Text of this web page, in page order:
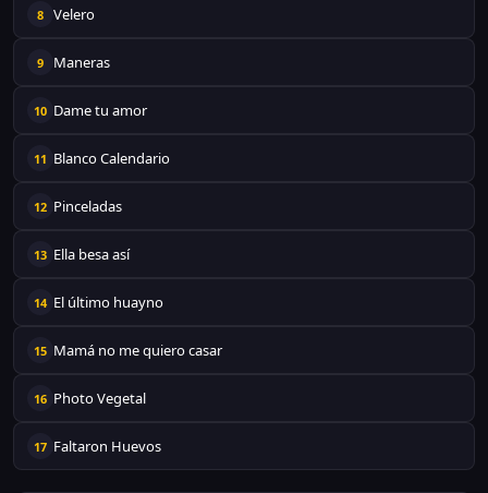
8 Velero
9 Maneras
10 Dame tu amor
11 Blanco Calendario
12 Pinceladas
13 Ella besa así
14 El último huayno
15 Mamá no me quiero casar
16 Photo Vegetal
17 Faltaron Huevos